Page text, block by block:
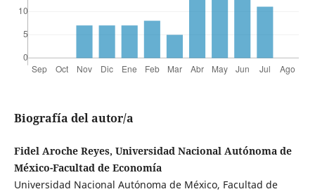
Biografía del autor/a
Fidel Aroche Reyes, Universidad Nacional Autónoma de
México-Facultad de Economía
Universidad Nacional Autónoma de México, Facultad de